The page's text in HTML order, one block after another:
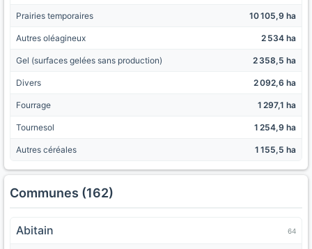
Prairies temporaires 10 105,9 ha
Autres oléagineux 2 534 ha
Gel (surfaces gelées sans production) 2 358,5 ha
Divers 2 092,6 ha
Fourrage 1 297,1 ha
Tournesol 1 254,9 ha
Autres céréales 1 155,5 ha
Communes (162)
Abitain 64